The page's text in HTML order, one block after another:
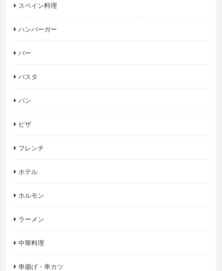
スペイン料理
ハンバーガー
バー
パスタ
パン
ピザ
フレンチ
ホテル
ホルモン
ラーメン
中華料理
串揚げ・串カツ